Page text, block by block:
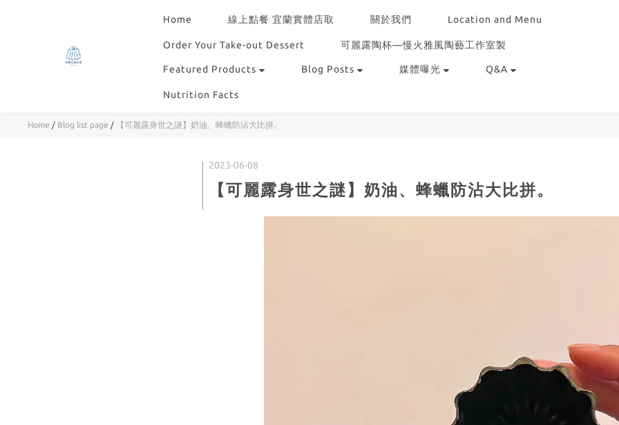
Home 線上點餐 宜蘭實體店取 關於我們 Location and Menu
Order Your Take-out Dessert 可麗露陶杯—慢火雅風陶藝工作室製
Featured Products Blog Posts 媒體曝光 Q&A
Nutrition Facts
Home / Blog list page / 【可麗露身世之謎】奶油、蜂蠟防沾大比拼。
2023-06-08
【可麗露身世之謎】奶油、蜂蠟防沾大比拼。